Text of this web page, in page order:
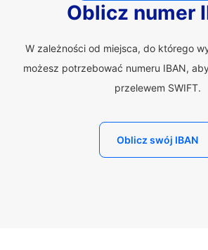
Oblicz numer
W zależności od miejsca, do którego
możesz potrzebować numeru IBAN,
przelewem SWIFT.
Oblicz swój IBAN